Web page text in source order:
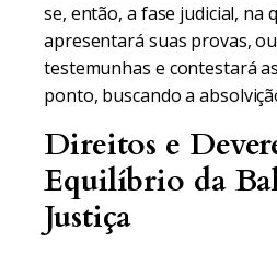
se, então, a fase judicial, na
apresentará suas provas,
testemunhas e contestará
ponto, buscando a
Direitos e
Equilíbrio da
Justiça